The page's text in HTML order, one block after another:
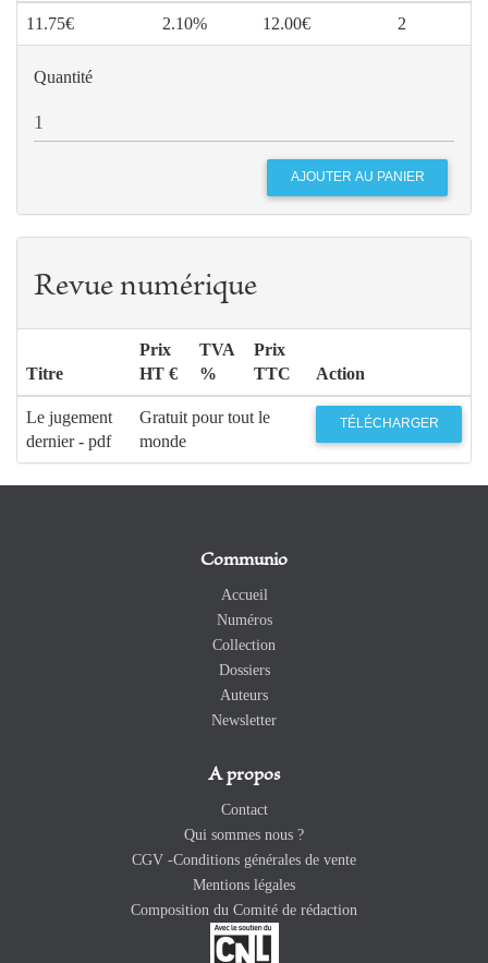
11.75€ 2.10% 12.00€ 2
Quantité
Revue numérique
Titre
Prix
HT €
TVA
%
Prix
TTC
Action
Le jugement
dernier - pdf
Gratuit pour tout le
monde
TÉLÉCHARGER
Communio
Accueil
Numéros
Collection
Dossiers
Auteurs
Newsletter
A propos
Contact
Qui sommes nous ?
CGV -Conditions générales de vente
Mentions légales
Composition du Comité de rédaction